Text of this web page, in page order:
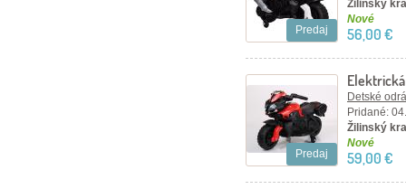
Predaj
Žilinský
Nové
56,00 €
Predaj
Detské
Pridané:
Žilinský
Nové
59,00 €